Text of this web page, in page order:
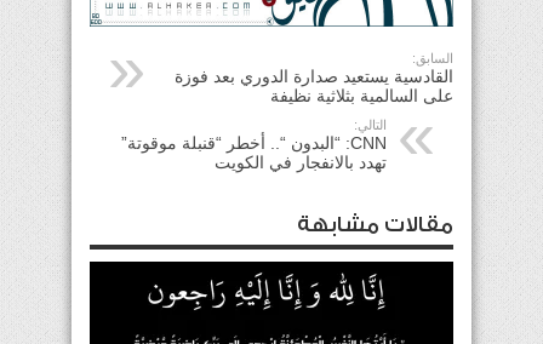
السابق:
القادسية يستعيد صدارة الدوري بعد فوزة
على السالمية بثلاثية نظيفة
التالي:
CNN: “البدون “.. أخطر “قنبلة موقوتة”
تهدد بالانفجار في الكويت
مقالات مشابهة